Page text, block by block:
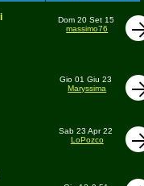
Dom 20 Set 15
massimo76
Gio 01 Giu 23
Maryssima
Sab 23 Apr 22
LoPozco